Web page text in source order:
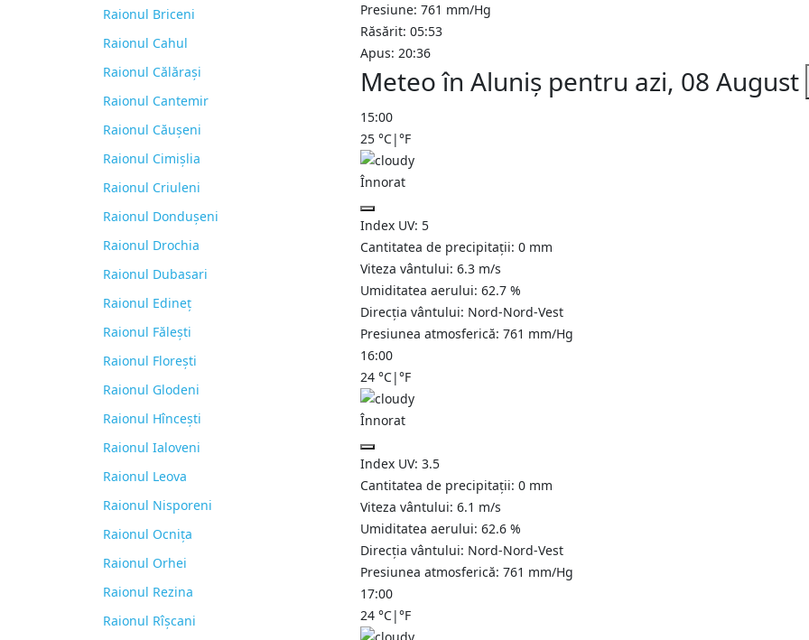
Raionul Briceni
Raionul Cahul
Raionul Călărași
Raionul Cantemir
Raionul Căușeni
Raionul Cimișlia
Raionul Criuleni
Raionul Dondușeni
Raionul Drochia
Raionul Dubasari
Raionul Edineț
Raionul Fălești
Raionul Florești
Raionul Glodeni
Raionul Hîncești
Raionul Ialoveni
Raionul Leova
Raionul Nisporeni
Raionul Ocnița
Raionul Orhei
Raionul Rezina
Raionul Rîșcani
Presiune: 761 mm/Hg
Răsărit: 05:53
Apus: 20:36
Meteo în Aluniş pentru azi, 08 August
15:00
25 °C|°F
Înnorat
Index UV: 5
Cantitatea de precipitații: 0 mm
Viteza vântului: 6.3 m/s
Umiditatea aerului: 62.7 %
Direcția vântului: Nord-Nord-Vest
Presiunea atmosferică: 761 mm/Hg
16:00
24 °C|°F
Înnorat
Index UV: 3.5
Cantitatea de precipitații: 0 mm
Viteza vântului: 6.1 m/s
Umiditatea aerului: 62.6 %
Direcția vântului: Nord-Nord-Vest
Presiunea atmosferică: 761 mm/Hg
17:00
24 °C|°F